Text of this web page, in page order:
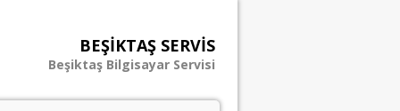
BEŞIKTAŞ SERVIS
Beşiktaş Bilgisayar Servisi